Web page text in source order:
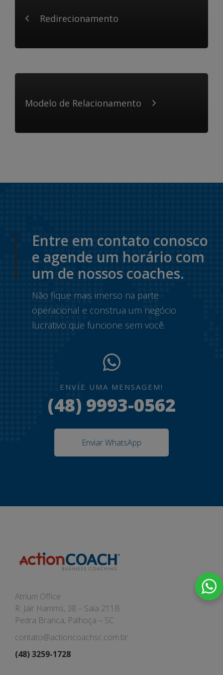
Redirecionamento
Modelo de Relacionamento
Entre em contato conosco
e agende um horário com
um de nossos coaches.
Não fique mais imerso na parte
operacional e construa um negócio
lucrativo que funcione sem você.
ENVIE UMA MENSAGEM!
(48) 9993-0562
Enviar WhatsApp
Atrium Office
R. Jair Hamms, 38 – Sala 211B
Pedra Branca, Palhoça – SC
contato@actioncoachsc.com.br
(48) 3259-1728